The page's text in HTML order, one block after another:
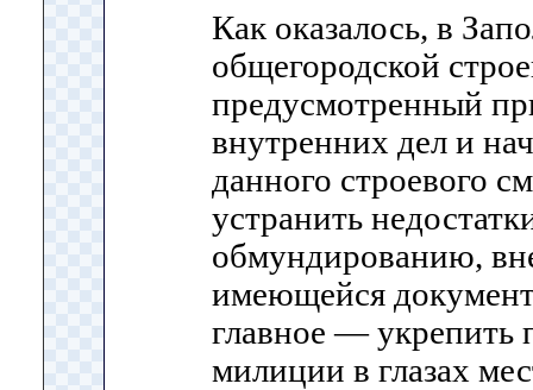
Как оказалось, в
общегородской
предусмотренный
внутренних дел и
данного строевого
устранить
обмундированию,
имеющейся
главное —
милиции в глазах